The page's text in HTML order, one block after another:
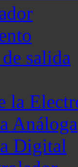
salida
la
Análoga
Digital